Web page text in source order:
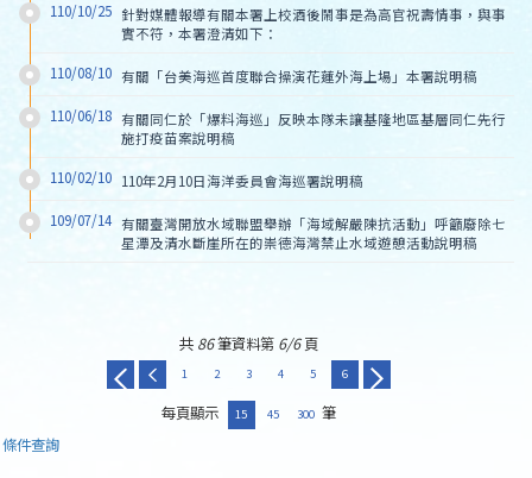
110/10/25 針對媒體報導有關本署上校酒後鬧事是為高官祝壽情事，與事
實不符，本署澄清如下：
110/08/10 有關「台美海巡首度聯合操演花蓮外海上場」本署說明稿
110/06/18 有關同仁於「爆料海巡」反映本隊未讓基隆地區基層同仁先行
施打疫苗案說明稿
110/02/10 110年2月10日海洋委員會海巡署說明稿
109/07/14 有關臺灣開放水域聯盟舉辦「海域解嚴陳抗活動」呼籲廢除七
星潭及清水斷崖所在的崇德海灣禁止水域遊憩活動說明稿
共 86筆資料第 6/6頁
1 2 3 4 5 6
每頁顯示 15 45 300 筆
條件查詢